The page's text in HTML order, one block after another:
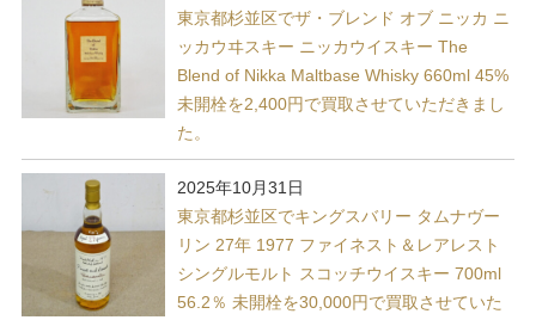
東京都杉並区でザ・ブレンド オブ ニッカ ニ
ッカウヰスキー ニッカウイスキー The
Blend of Nikka Maltbase Whisky 660ml 45%
未開栓を2,400円で買取させていただきまし
た。
2025年10月31日
東京都杉並区でキングスバリー タムナヴー
リン 27年 1977 ファイネスト＆レアレスト
シングルモルト スコッチウイスキー 700ml
56.2％ 未開栓を30,000円で買取させていた